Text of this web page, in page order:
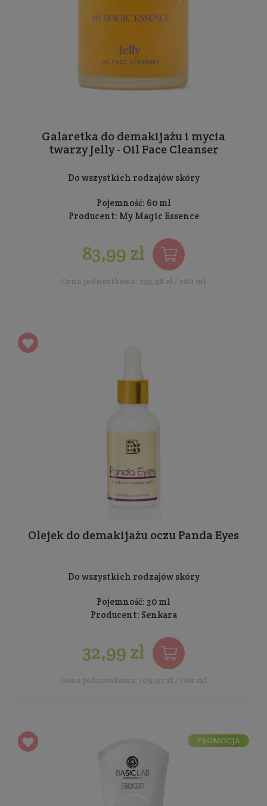
Galaretka do demakijażu i mycia
twarzy Jelly - Oil Face Cleanser
Do wszystkich rodzajów skóry
Pojemność: 60 ml
Producent: My Magic Essence
83,99 zł
Cena jednostkowa: 139,98 zł / 100 ml
Olejek do demakijażu oczu Panda Eyes
Do wszystkich rodzajów skóry
Pojemność: 30 ml
Producent: Senkara
32,99 zł
Cena jednostkowa: 109,97 zł / 100 ml
PROMOCJA